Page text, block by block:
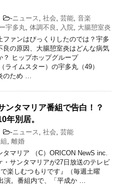
-ニュース 社会 芸能 音楽
宇多丸 体調不良 入院
大腸憩室炎
ファンはびっくりしたのでは？宇多
良の原因、大腸憩室炎はどんな病気
？ ヒップホップグループ
ライムスター）の宇多丸（49）
のため …
ンタマリア番組で告白！？
年別居。
-ニュース 社会 芸能
離婚
タマリア （C）ORICON NewS inc.
・サンタマリアが27日放送のテレビ
楽しむつもりです』（毎週土曜
演。番組内で、「平成か …